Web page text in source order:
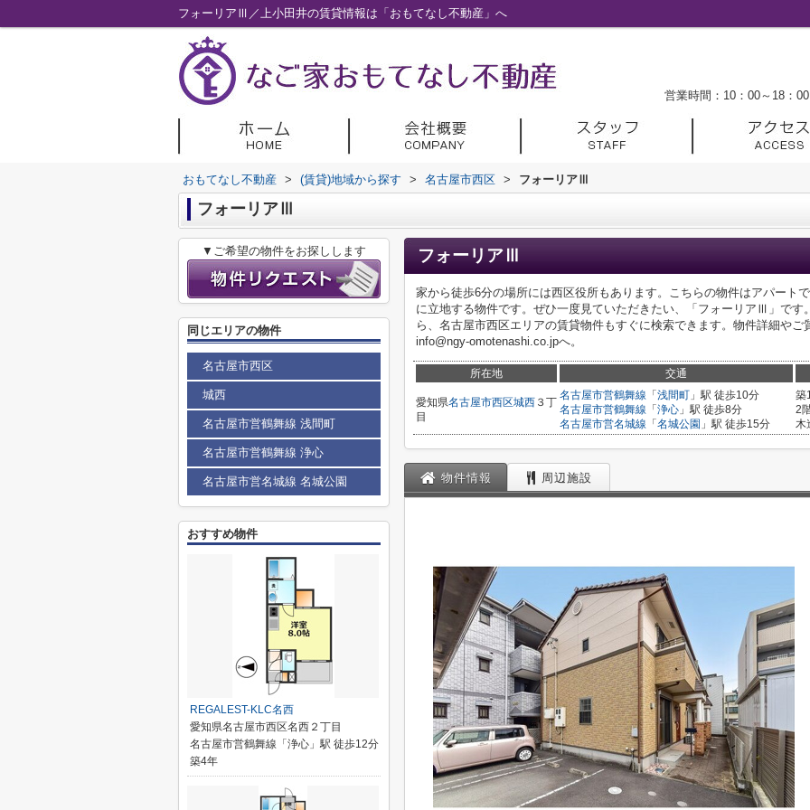
フォーリアⅢ／上小田井の賃貸情報は「おもてなし不動産」へ
営業時間：10：00～18：00
おもてなし不動産 > (賃貸)地域から探す > 名古屋市西区 > フォーリアⅢ
フォーリアⅢ
フォーリアⅢ
家から徒歩6分の場所には西区役所もあります。こちらの物件はアパート
に立地する物件です。ぜひ一度見ていただきたい、「フォーリアⅢ」です
ら、名古屋市西区エリアの賃貸物件もすぐに検索できます。物件詳細やご
info@ngy-omotenashi.co.jpへ。
所在地 交通
愛知県名古屋市西区城西 ３丁
目
名古屋市営鶴舞線 「 浅間町 」駅 徒歩10分
名古屋市営鶴舞線 「 浄心 」駅 徒歩8分
名古屋市営名城線 「 名城公園 」駅 徒歩15分
築
2
木
物件情報 周辺施設
▼ご希望の物件をお探しします
同じエリアの物件
名古屋市西区
城西
名古屋市営鶴舞線 浅間町
名古屋市営鶴舞線 浄心
名古屋市営名城線 名城公園
おすすめ物件
REGALEST-KLC名西
愛知県名古屋市西区名西２丁目
名古屋市営鶴舞線「浄心」駅 徒歩12分
築4年